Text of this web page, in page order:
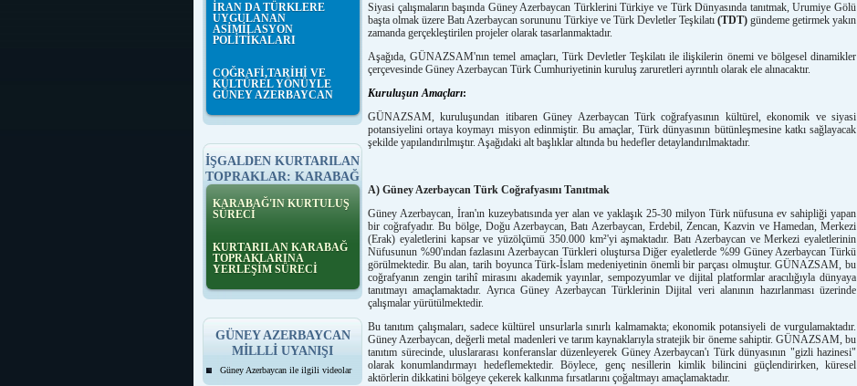
İRAN DA TÜRKLERE
UYGULANAN
ASİMİLASYON
POLİTİKALARI
COĞRAFİ,TARİHİ VE
KÜLTÜREL YÖNÜYLE
GÜNEY AZERBAYCAN
İŞGALDEN KURTARILAN
TOPRAKLAR: KARABAĞ
KARABAĞ'IN KURTULUŞ
SÜRECİ
KURTARILAN KARABAĞ
TOPRAKLARINA
YERLEŞİM SÜRECİ
GÜNEY AZERBAYCAN
MİLLLİ UYANIŞI
Güney Azerbaycan ile ilgili videolar
Siyasi çalışmaların başında Güney Azerbaycan Türklerini Türkiye ve Türk Dünyasında tanıtmak, Urumiye Gölü
başta olmak üzere Batı Azerbaycan sorununu Türkiye ve Türk Devletler Teşkilatı (TDT) gündeme getirmek yakın
zamanda gerçekleştirilen projeler olarak tasarlanmaktadır.
Aşağıda, GÜNAZSAM'nın temel amaçları, Türk Devletler Teşkilatı ile ilişkilerin önemi ve bölgesel dinamikler
çerçevesinde Güney Azerbaycan Türk Cumhuriyetinin kuruluş zaruretleri ayrıntılı olarak ele alınacaktır.
Kuruluşun Amaçları:
GÜNAZSAM, kuruluşundan itibaren Güney Azerbaycan Türk coğrafyasının kültürel, ekonomik ve siyasi
potansiyelini ortaya koymayı misyon edinmiştir. Bu amaçlar, Türk dünyasının bütünleşmesine katkı sağlayacak
şekilde yapılandırılmıştır. Aşağıdaki alt başlıklar altında bu hedefler detaylandırılmaktadır.
A) Güney Azerbaycan Türk Coğrafyasını Tanıtmak
Güney Azerbaycan, İran'ın kuzeybatısında yer alan ve yaklaşık 25-30 milyon Türk nüfusuna ev sahipliği yapan
bir coğrafyadır. Bu bölge, Doğu Azerbaycan, Batı Azerbaycan, Erdebil, Zencan, Kazvin ve Hamedan, Merkezi
(Erak) eyaletlerini kapsar ve yüzölçümü 350.000 km²'yi aşmaktadır. Batı Azerbaycan ve Merkezi eyaletlerinin
Nüfusunun %90'ından fazlasını Azerbaycan Türkleri oluştursa Diğer eyaletlerde %99 Güney Azerbaycan Türkü
görülmektedir. Bu alan, tarih boyunca Türk-İslam medeniyetinin önemli bir parçası olmuştur. GÜNAZSAM, bu
coğrafyanın zengin tarihî mirasını akademik yayınlar, sempozyumlar ve dijital platformlar aracılığıyla dünyaya
tanıtmayı amaçlamaktadır. Ayrıca Güney Azerbaycan Türklerinin Dijital veri alanının hazırlanması üzerinde
çalışmalar yürütülmektedir.
Bu tanıtım çalışmaları, sadece kültürel unsurlarla sınırlı kalmamakta; ekonomik potansiyeli de vurgulamaktadır.
Güney Azerbaycan, değerli metal madenleri ve tarım kaynaklarıyla stratejik bir öneme sahiptir. GÜNAZSAM, bu
tanıtım sürecinde, uluslararası konferanslar düzenleyerek Güney Azerbaycan'ı Türk dünyasının "gizli hazinesi"
olarak konumlandırmayı hedeflemektedir. Böylece, genç nesillerin kimlik bilincini güçlendirirken, küresel
aktörlerin dikkatini bölgeye çekerek kalkınma fırsatlarını çoğaltmayı amaçlamaktadır.